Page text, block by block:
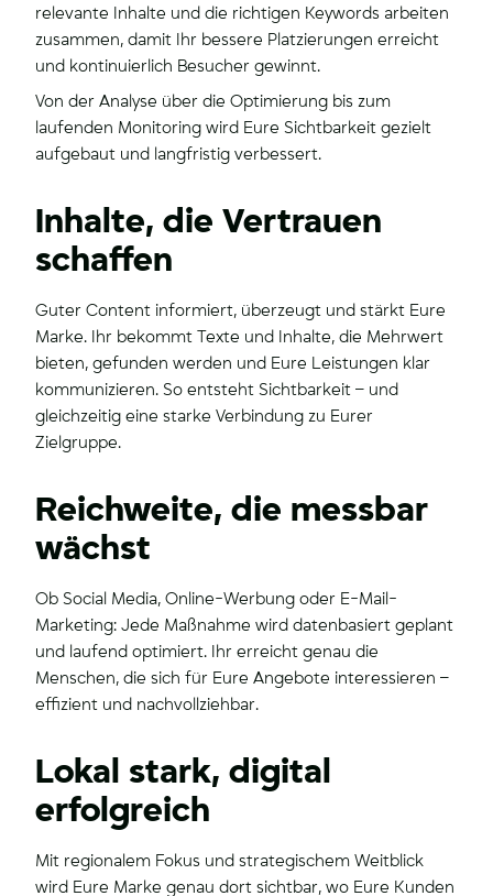
relevante Inhalte und die richtigen Keywords arbeiten
zusammen, damit Ihr bessere Platzierungen erreicht
und kontinuierlich Besucher gewinnt.
Von der Analyse über die Optimierung bis zum
laufenden Monitoring wird Eure Sichtbarkeit gezielt
aufgebaut und langfristig verbessert.
Inhalte, die Vertrauen
schaffen
Guter Content informiert, überzeugt und stärkt Eure
Marke. Ihr bekommt Texte und Inhalte, die Mehrwert
bieten, gefunden werden und Eure Leistungen klar
kommunizieren. So entsteht Sichtbarkeit – und
gleichzeitig eine starke Verbindung zu Eurer
Zielgruppe.
Reichweite, die messbar
wächst
Ob Social Media, Online-Werbung oder E-Mail-
Marketing: Jede Maßnahme wird datenbasiert geplant
und laufend optimiert. Ihr erreicht genau die
Menschen, die sich für Eure Angebote interessieren –
effizient und nachvollziehbar.
Lokal stark, digital
erfolgreich
Mit regionalem Fokus und strategischem Weitblick
wird Eure Marke genau dort sichtbar, wo Eure Kunden